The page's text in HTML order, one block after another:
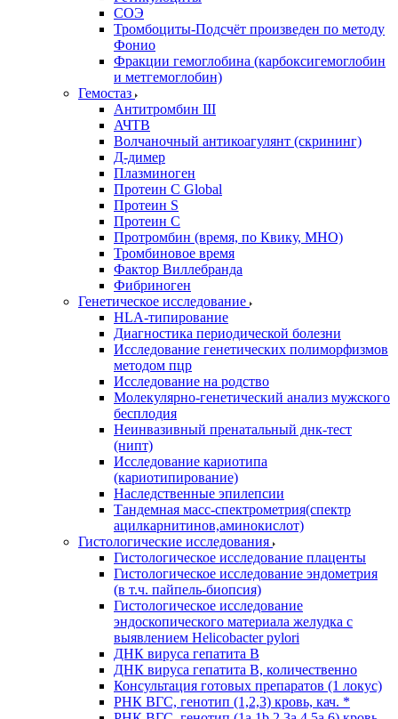
СОЭ
Тромбоциты-Подсчёт произведен по методу
Фонио
Фракции гемоглобина (карбоксигемоглобин
и метгемоглобин)
Гемостаз
Антитромбин III
АЧТВ
Волчаночный антикоагулянт (скрининг)
Д-димер
Плазминоген
Протеин C Global
Протеин S
Протеин С
Протромбин (время, по Квику, МНО)
Тромбиновое время
Фактор Виллебранда
Фибриноген
Генетическое исследование
HLA-типирование
Диагностика периодической болезни
Исследование генетических полиморфизмов
методом пцр
Исследование на родство
Молекулярно-генетический анализ мужского
бесплодия
Неинвазивный пренатальный днк-тест
(нипт)
Исследование кариотипа
(кариотипирование)
Наследственные эпилепсии
Тандемная масс-спектрометрия(спектр
ацилкарнитинов,аминокислот)
Гистологические исследования
Гистологическое исследование плаценты
Гистологическое исследование эндометрия
(в т.ч. пайпель-биопсия)
Гистологическое исследование
эндоскопического материала желудка с
выявлением Helicobacter pylori
ДНК вируса гепатита B
ДНК вируса гепатита B, количественно
Консультация готовых препаратов (1 локус)
РНК ВГC, генотип (1,2,3) кровь, кач. *